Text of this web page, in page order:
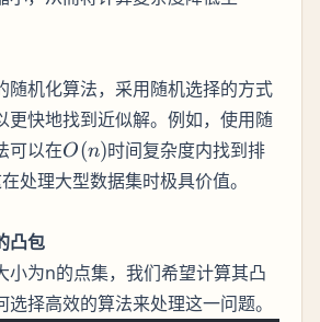
随机化算法，采用随机选择的方式
更快地找到近似解。例如，使用随
可以在O(n)
O(n)时间复杂度内找到排
处理大型数据集时极具价值。
凸包
小为n的点集，我们希望计算其凸
择高效的算法来处理这一问题。